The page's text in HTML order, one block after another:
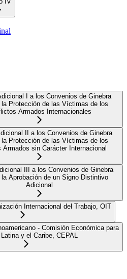
I a los Convenios de Ginebra
la Protección de las Víctimas de los
Armados Internacionales
II a los Convenios de Ginebra
la Protección de las Víctimas de los
Armados sin Carácter Internacional
III a los Convenios de Ginebra
la Aprobación de un Signo Distintivo
Adicional
Internacional del Trabajo, OIT
- Comisión Económica para
y el Caribe, CEPAL